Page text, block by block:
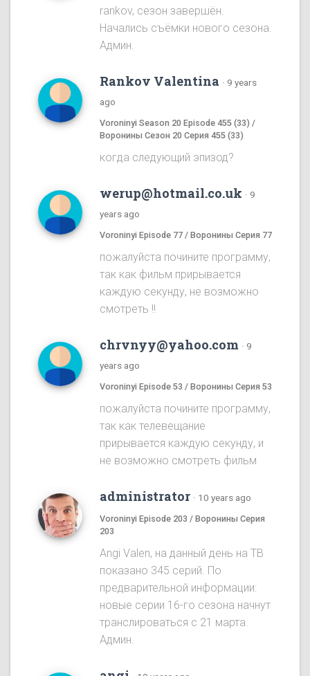
rankov, сезон завершён.
Начались съёмки нового сезона.
Админ.
Rankov Valentina · 9 years
ago
Voroninyi Season 20 Episode 455 (33) /
Воронины Сезон 20 Серия 455 (33)
когда следующий эпизод?
werup@hotmail.co.uk · 9
years ago
Voroninyi Episode 77 / Воронины Серия 77
пожалуйста почините программу,
так как фильм прирывается
каждую секунду, не возможно
смотреть !!
chrvnyy@yahoo.com · 9
years ago
Voroninyi Episode 53 / Воронины Серия 53
пожалуйста почините программу,
так как телевещание
прирывается каждую секунду, и
не возможно смотреть фильм
administrator · 10 years ago
Voroninyi Episode 203 / Воронины Серия
203
Angi Valen, на данный день на ТВ
показано 345 серий. По
предварительной информации:
новые серии 16-го сезона начнут
транслироваться с 21 марта.
Админ.